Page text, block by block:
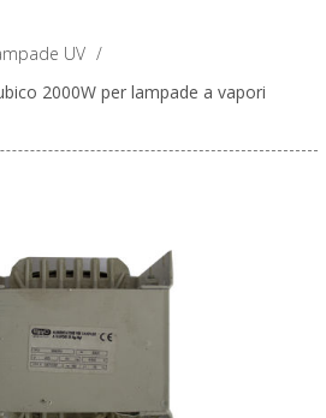
UV /
2000W per lampade a vapori